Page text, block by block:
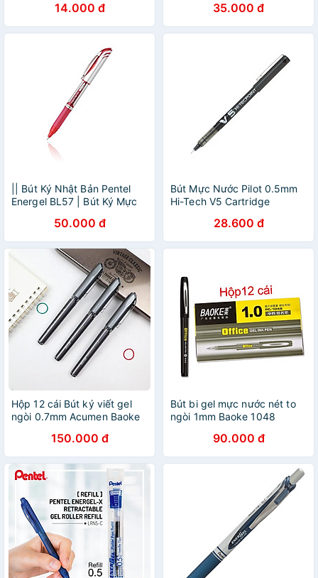
Hợp Ghi Chép Văn Phòng
Học Sinh Sổ Tay - A575
14.000 đ
0.7mm, Ruột thay thế LR07
35.000 đ
|| Bút Ký Nhật Bản Pentel
Energel BL57 | Bút Ký Mực
Nét Siêu Mượt Cho Chữ Ký
Hoàn Hảo
50.000 đ
Bút Mực Nước Pilot 0.5mm
Hi-Tech V5 Cartridge
28.600 đ
Hộp 12 cái Bút ký viết gel
ngòi 0.7mm Acumen Baoke
150.000 đ
Bút bi gel mực nước nét to
ngòi 1mm Baoke 1048
90.000 đ